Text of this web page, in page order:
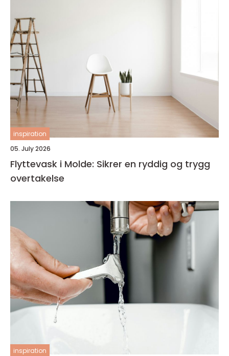
inspiration
05. July 2026
Flyttevask i Molde: Sikrer en ryddig og trygg
overtakelse
inspiration